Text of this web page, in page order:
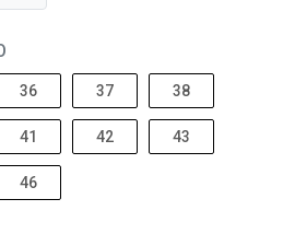
36 37 38
41 42 43
46